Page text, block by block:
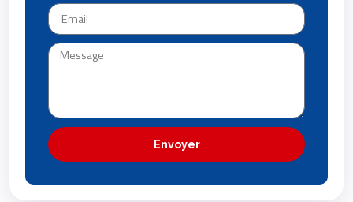
Envoyer